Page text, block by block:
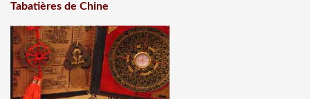
Tabatières de Chine